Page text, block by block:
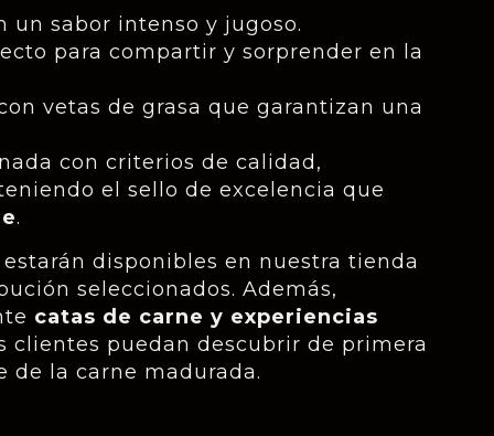
un sabor intenso y jugoso.
para compartir y sorprender en la
vetas de grasa que garantizan una
con criterios de calidad,
el sello de excelencia que
.
disponibles en nuestra tienda
seleccionados. Además,
catas de carne y experiencias
clientes puedan descubrir de primera
de la carne madurada.